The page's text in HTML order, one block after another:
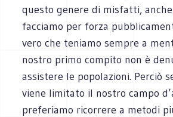
questo genere di misfatti,
facciamo per forza
vero che teniamo sempre a
nostro primo compito non è
assistere le popolazioni. Perciò
viene limitato il nostro campo
preferiamo ricorrere a metodi